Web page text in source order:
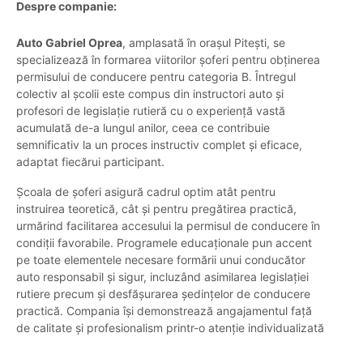
Despre companie:
Auto Gabriel Oprea, amplasată în orașul Pitești, se
specializează în formarea viitorilor șoferi pentru obținerea
permisului de conducere pentru categoria B. Întregul
colectiv al școlii este compus din instructori auto și
profesori de legislație rutieră cu o experiență vastă
acumulată de-a lungul anilor, ceea ce contribuie
semnificativ la un proces instructiv complet și eficace,
adaptat fiecărui participant.
Școala de șoferi asigură cadrul optim atât pentru
instruirea teoretică, cât și pentru pregătirea practică,
urmărind facilitarea accesului la permisul de conducere în
condiții favorabile. Programele educaționale pun accent
pe toate elementele necesare formării unui conducător
auto responsabil și sigur, incluzând asimilarea legislației
rutiere precum și desfășurarea ședințelor de conducere
practică. Compania își demonstrează angajamentul față
de calitate și profesionalism printr-o atenție individualizată